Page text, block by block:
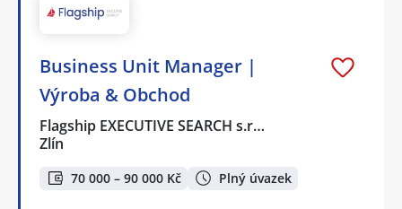
Business Unit Manager |
Výroba & Obchod
Flagship EXECUTIVE SEARCH s.r…
Zlín
70 000 – 90 000 Kč Plný úvazek